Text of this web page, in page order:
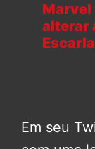
Marvel
alterar
Em seu